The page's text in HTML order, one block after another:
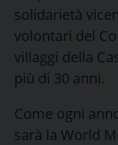
solidarietà
volontari del
villaggi della
più di 30 anni.
Come ogni
sarà la World